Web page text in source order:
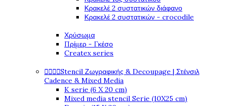
Κρακελέ 2 συστατικών διάφανο
Κρακελέ 2 συστατικών - crocodile
Χρύσωμα
Πρίμερ - Γκέσο
Createx series
Stencil Ζωγραφικής & Decoupage | Στένσιλ
Cadence & Mixed Media
K serie (6 X 20 cm)
Mixed media stencil Serie (10X25 cm)